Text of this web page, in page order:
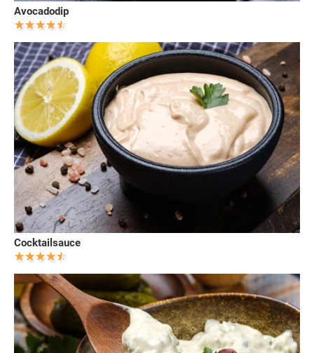
Avocadodip
Cocktailsauce